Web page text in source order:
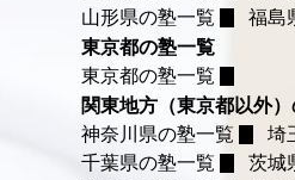
山形県の塾一覧
福島
東京都の塾一覧
東京都の塾一覧
関東地方（東京都以外
神奈川県の塾一覧
埼
千葉県の塾一覧
茨城